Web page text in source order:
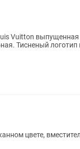
Vuitton
Тисненый логотип
цвете,